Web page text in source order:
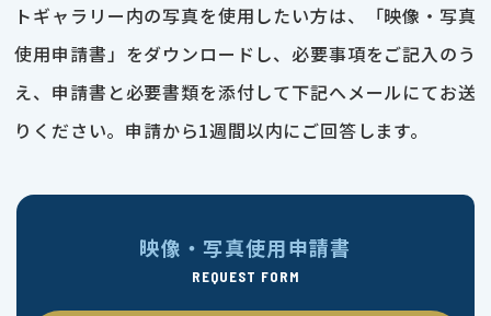
トギャラリー内の写真を使用したい方は、「映像・写真
使用申請書」をダウンロードし、必要事項をご記入のう
え、申請書と必要書類を添付して下記へメールにてお送
りください。申請から1週間以内にご回答します。
映像・写真使用申請書
REQUEST FORM